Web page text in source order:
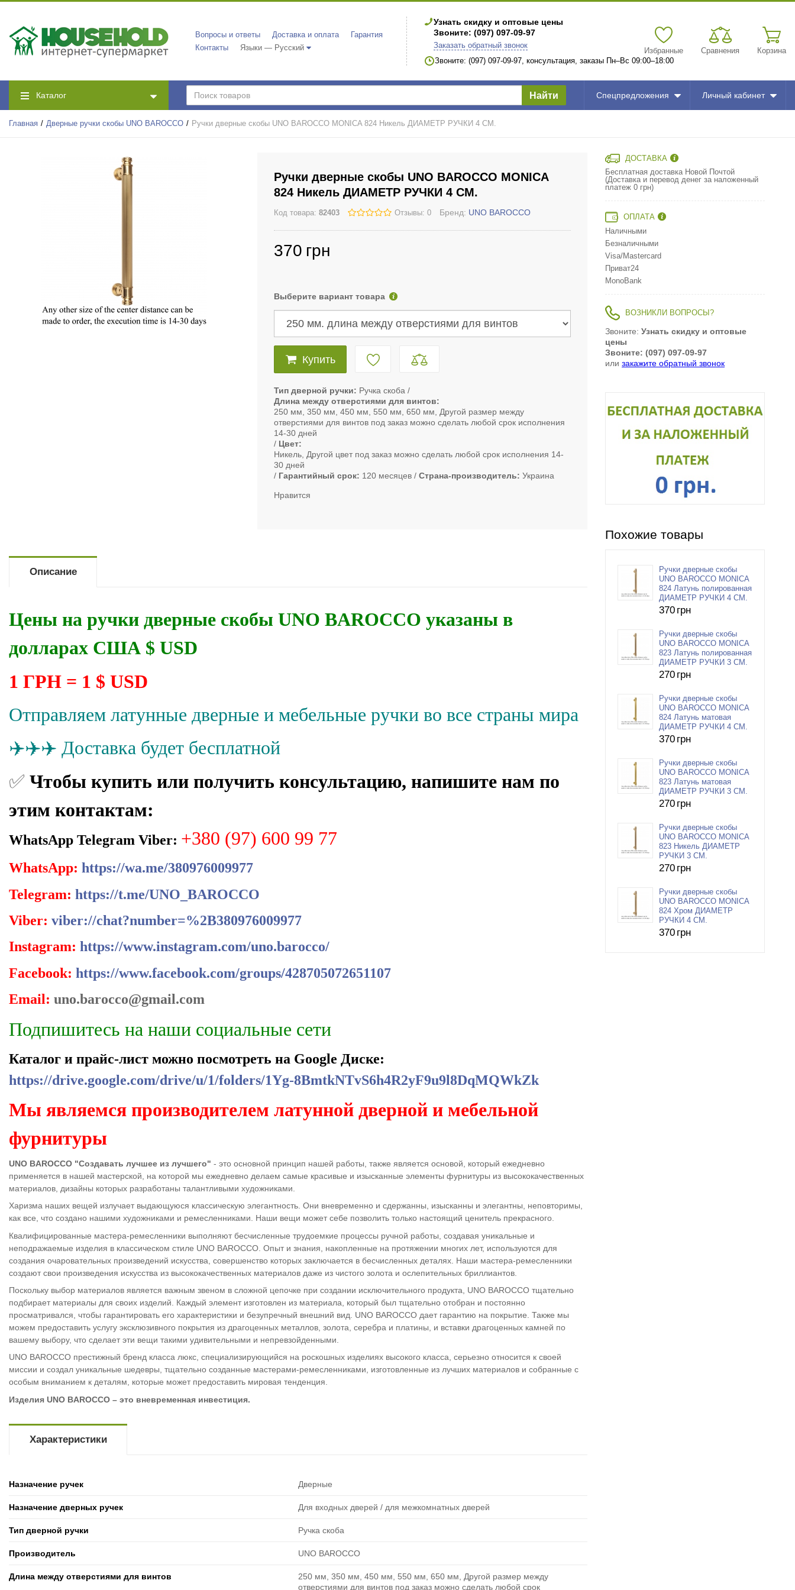
Вопросы и ответы Доставка и оплата
Гарантия
Контакты
Языки — Русский
Узнать скидку и оптовые цены
Звоните: (097) 097-09-97
Заказать обратный звонок
Звоните: (097) 097-09-97, консультация, заказы Пн–Вс 09:00–18:00
Избранные Сравнения Корзина
Каталог Найти Спецпредложения Личный кабинет
Главная Дверные ручки скобы UNO BAROCCO Ручки дверные скобы UNO BAROCCO MONICA 824 Никель ДИАМЕТР РУЧКИ 4 СМ.
Ручки дверные скобы UNO BAROCCO MONICA
824 Никель ДИАМЕТР РУЧКИ 4 СМ.
Код товара: 82403 Отзывы: 0 Бренд: UNO BAROCCO
370 грн
Выберите вариант товара
Купить
Тип дверной ручки
Ручка скоба
Длина между отверстиями для винтов
250 мм, 350 мм, 450 мм, 550 мм, 650 мм, Другой размер между
отверстиями для винтов под заказ можно сделать любой срок исполнения
14-30 дней
Цвет
Никель, Другой цвет под заказ можно сделать любой срок исполнения 14-
30 дней
Гарантийный срок
120 месяцев Страна-производитель Украина
Нравится
Описание
Цены на ручки дверные скобы UNO BAROCCO указаны в
долларах США $ USD
1 ГРН = 1 $ USD
Отправляем латунные дверные и мебельные ручки во все страны мира
✈️✈️✈️ Доставка будет бесплатной
✅ Чтобы купить или получить консультацию, напишите нам по
этим контактам:
WhatsApp Telegram Viber: +380 (97) 600 99 77
WhatsApp: https://wa.me/380976009977
Telegram: https://t.me/UNO_BAROCCO
Viber: viber://chat?number=%2B380976009977
Instagram: https://www.instagram.com/uno.barocco/
Facebook: https://www.facebook.com/groups/428705072651107
Email: uno.barocco@gmail.com
Подпишитесь на наши социальные сети
Каталог и прайс-лист можно посмотреть на Google Диске:
https://drive.google.com/drive/u/1/folders/1Yg-8BmtkNTvS6h4R2yF9u9l8DqMQWkZk
Мы являемся производителем латунной дверной и мебельной
фурнитуры
UNO BAROCCO "Создавать лучшее из лучшего" - это основной принцип нашей работы, также является основой, который ежедневно
применяется в нашей мастерской, на которой мы ежедневно делаем самые красивые и изысканные элементы фурнитуры из высококачественных
материалов, дизайны которых разработаны талантливыми художниками.
Харизма наших вещей излучает выдающуюся классическую элегантность. Они вневременно и сдержанны, изысканны и элегантны, неповторимы,
как все, что создано нашими художниками и ремесленниками. Наши вещи может себе позволить только настоящий ценитель прекрасного.
Квалифицированные мастера-ремесленники выполняют бесчисленные трудоемкие процессы ручной работы, создавая уникальные и
неподражаемые изделия в классическом стиле UNO BAROCCO. Опыт и знания, накопленные на протяжении многих лет, используются для
создания очаровательных произведений искусства, совершенство которых заключается в бесчисленных деталях. Наши мастера-ремесленники
создают свои произведения искусства из высококачественных материалов даже из чистого золота и ослепительных бриллиантов.
Поскольку выбор материалов является важным звеном в сложной цепочке при создании исключительного продукта, UNO BAROCCO тщательно
подбирает материалы для своих изделий. Каждый элемент изготовлен из материала, который был тщательно отобран и постоянно
просматривался, чтобы гарантировать его характеристики и безупречный внешний вид. UNO BAROCCO дает гарантию на покрытие. Также мы
можем предоставить услугу эксклюзивного покрытия из драгоценных металлов, золота, серебра и платины, и вставки драгоценных камней по
вашему выбору, что сделает эти вещи такими удивительными и непревзойденными.
UNO BAROCCO престижный бренд класса люкс, специализирующийся на роскошных изделиях высокого класса, серьезно относится к своей
миссии и создал уникальные шедевры, тщательно созданные мастерами-ремесленниками, изготовленные из лучших материалов и собранные с
особым вниманием к деталям, которые может предоставить мировая тенденция.
Изделия UNO BAROCCO – это вневременная инвестиция.
Характеристики
Назначение ручек Дверные
Назначение дверных ручек Для входных дверей / для межкомнатных дверей
Тип дверной ручки Ручка скоба
Производитель UNO BAROCCO
Длина между отверстиями для винтов
250 мм, 350 мм, 450 мм, 550 мм, 650 мм, Другой размер между
отверстиями для винтов под заказ можно сделать любой срок
ДОСТАВКА
Бесплатная доставка Новой Почтой
(Доставка и перевод денег за наложенный
платеж 0 грн)
ОПЛАТА
Наличными
Безналичными
Visa/Mastercard
Приват24
MonoBank
ВОЗНИКЛИ ВОПРОСЫ?
Звоните: Узнать скидку и оптовые
цены
Звоните: (097) 097-09-97
или закажите обратный звонок
Похожие товары
Ручки дверные скобы
UNO BAROCCO MONICA
824 Латунь полированная
ДИАМЕТР РУЧКИ 4 СМ.
370 грн
Ручки дверные скобы
UNO BAROCCO MONICA
823 Латунь полированная
ДИАМЕТР РУЧКИ 3 СМ.
270 грн
Ручки дверные скобы
UNO BAROCCO MONICA
824 Латунь матовая
ДИАМЕТР РУЧКИ 4 СМ.
370 грн
Ручки дверные скобы
UNO BAROCCO MONICA
823 Латунь матовая
ДИАМЕТР РУЧКИ 3 СМ.
270 грн
Ручки дверные скобы
UNO BAROCCO MONICA
823 Никель ДИАМЕТР
РУЧКИ 3 СМ.
270 грн
Ручки дверные скобы
UNO BAROCCO MONICA
824 Хром ДИАМЕТР
РУЧКИ 4 СМ.
370 грн